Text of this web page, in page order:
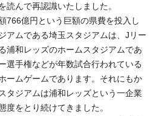
読んで再認識いたしました。
766億円という巨額の県費を投入し
アムである埼玉スタジアムは、Jリー
浦和レッズのホームスタジアムであ
選手権などが年数試合行われている
ームゲームであります。それにもか
タジアムは浦和レッズという一企業
度をとり続けてきました。